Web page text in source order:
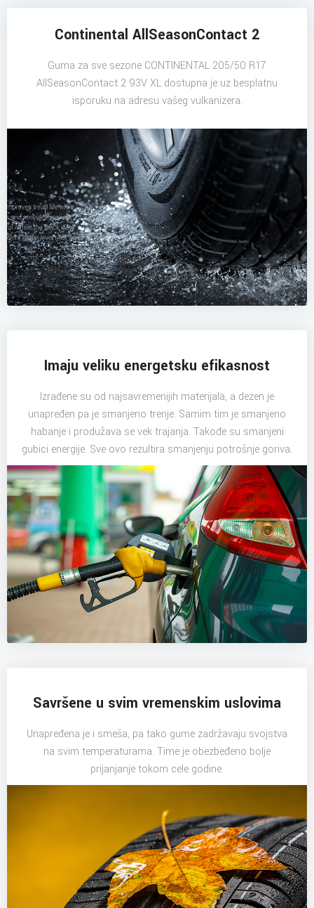
Continental AllSeasonContact 2
Guma za sve sezone CONTINENTAL 205/50 R17
AllSeasonContact 2 93V XL dostupna je uz besplatnu
isporuku na adresu vašeg vulkanizera.
Imaju veliku energetsku efikasnost
Izrađene su od najsavremenijih materijala, a dezen je
unapređen pa je smanjeno trenje. Samim tim je smanjeno
habanje i produžava se vek trajanja. Takođe su smanjeni
gubici energije. Sve ovo rezultira smanjenju potrošnje goriva.
Savršene u svim vremenskim uslovima
Unapređena je i smeša, pa tako gume zadržavaju svojstva
na svim temperaturama. Time je obezbeđeno bolje
prijanjanje tokom cele godine.